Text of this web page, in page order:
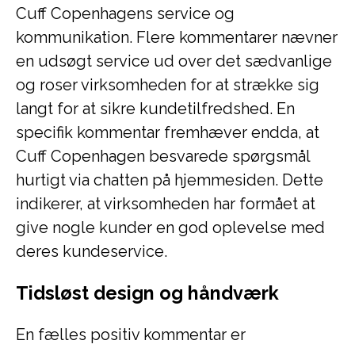
Cuff Copenhagens service og
kommunikation. Flere kommentarer nævner
en udsøgt service ud over det sædvanlige
og roser virksomheden for at strække sig
langt for at sikre kundetilfredshed. En
specifik kommentar fremhæver endda, at
Cuff Copenhagen besvarede spørgsmål
hurtigt via chatten på hjemmesiden. Dette
indikerer, at virksomheden har formået at
give nogle kunder en god oplevelse med
deres kundeservice.
Tidsløst design og håndværk
En fælles positiv kommentar er